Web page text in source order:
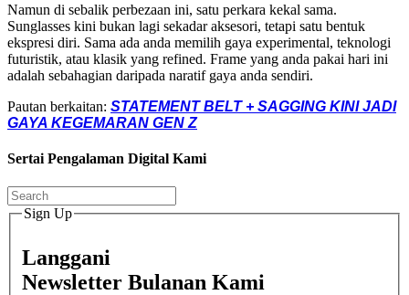
Namun di sebalik perbezaan ini, satu perkara kekal sama.
Sunglasses kini bukan lagi sekadar aksesori, tetapi satu bentuk
ekspresi diri. Sama ada anda memilih gaya experimental, teknologi
futuristik, atau klasik yang refined. Frame yang anda pakai hari ini
adalah sebahagian daripada naratif gaya anda sendiri.
Pautan berkaitan: STATEMENT BELT + SAGGING KINI JADI
GAYA KEGEMARAN GEN Z
Sertai Pengalaman Digital Kami
Sign Up
Langgani
Newsletter Bulanan Kami